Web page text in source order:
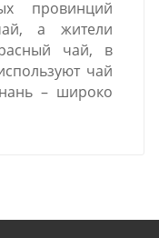
провинций
а жители
чай, в
чай
– широко